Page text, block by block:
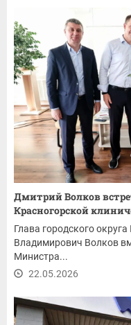
Дмитрий Волков
Красногорской
Глава городского
Владимирович Волков
Министра...
22.05.2026